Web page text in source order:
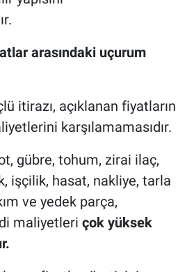
arasındaki uçurum
itirazı, açıklanan fiyatların
karşılamamasıdır.
gübre, tohum, zirai ilaç,
işçilik, hasat, nakliye, tarla
ve yedek parça,
maliyetleri çok yüksek